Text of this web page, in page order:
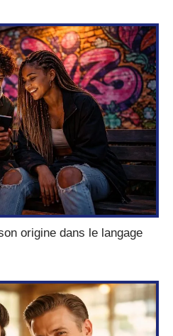
origine dans le langage